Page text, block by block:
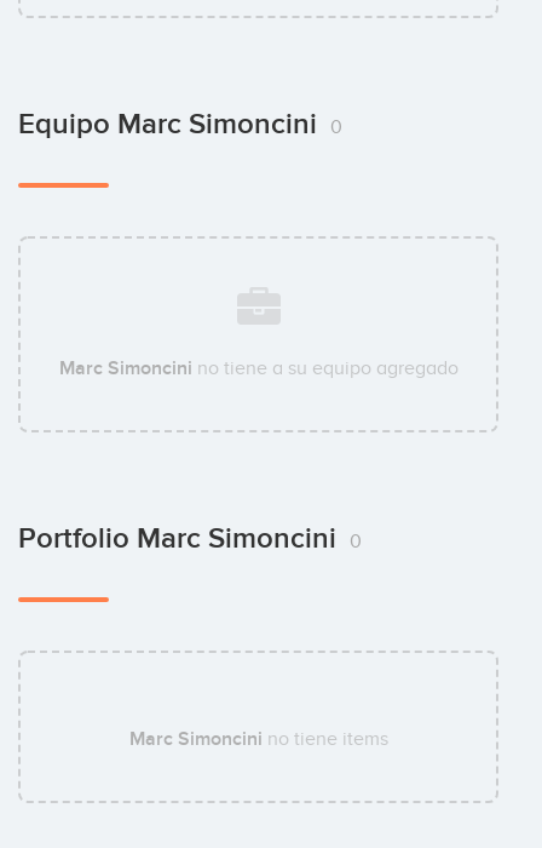
Equipo Marc Simoncini 0
Marc Simoncini no tiene a su equipo agregado
Portfolio Marc Simoncini 0
Marc Simoncini no tiene items